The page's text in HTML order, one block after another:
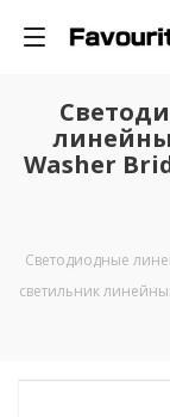
Washer
Светодиодные
светильник